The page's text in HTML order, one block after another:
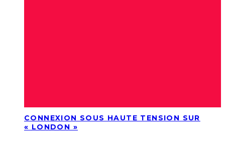
CONNEXION SOUS HAUTE TENSION SUR
« LONDON »